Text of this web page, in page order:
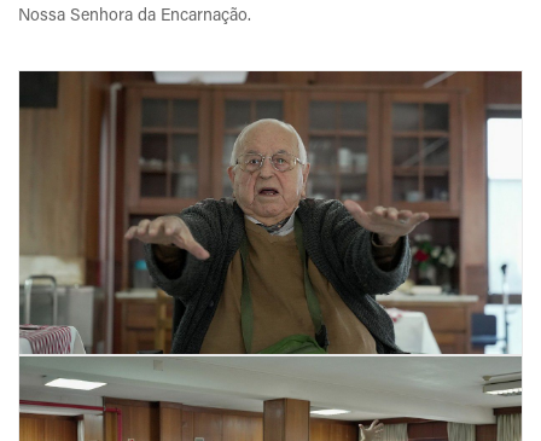
Nossa Senhora da Encarnação.